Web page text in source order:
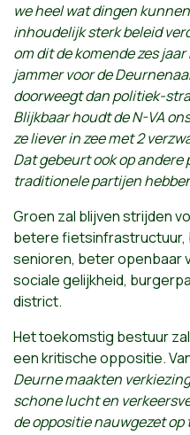
we heel wat dingen
inhoudelijk sterk beleid
om dit de komende zes
jammer voor de
doorweegt dan politiek-
Blijkbaar houdt de N-VA
ze liever in zee met 2
Dat gebeurt ook op
traditionele partijen
Groen zal blijven strijden
betere fietsinfrastructuur,
senioren, beter openbaar
sociale gelijkheid,
district.
Het toekomstig bestuur
een kritische oppositie.
Deurne maakten
schone lucht en
de oppositie nauwgezet